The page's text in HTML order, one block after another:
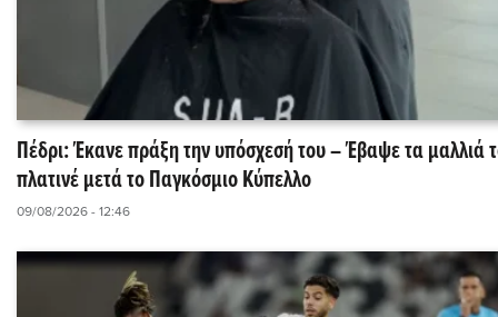
Πέδρι: Έκανε πράξη την υπόσχεσή του – Έβαψε τα μαλλιά
πλατινέ μετά το Παγκόσμιο Κύπελλο
09/08/2026 - 12:46